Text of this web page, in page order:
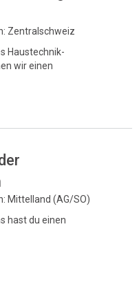
Zentralschweiz
Haustechnik-
wir einen
Mittelland (AG/SO)
hast du einen